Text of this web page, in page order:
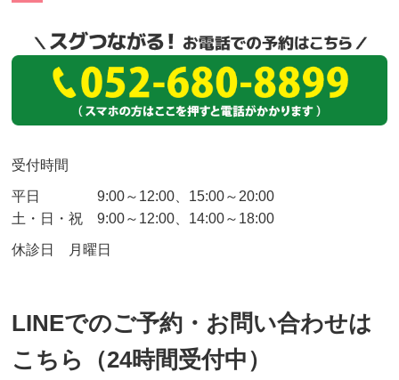
受付時間
平日 9:00～12:00、15:00～20:00
土・日・祝 9:00～12:00、14:00～18:00
休診日 月曜日
LINEでのご予約・お問い合わせは
こちら（24時間受付中）